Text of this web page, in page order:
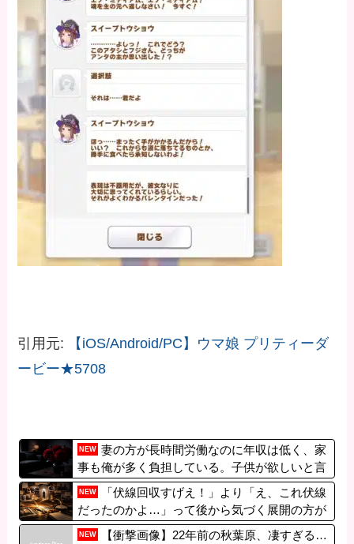
引用元:
【iOS/Android/PC】ウマ娘 プリティーダ
ービー★5708
NEW 妻の方が長時間労働なのに年収は低く、家
事も俺が多く負担している。子供が欲しいと言
う妻に専業主婦になってほしいが、どう説得す
ればいい？
NEW
「伏線回収すげえ！」より「え、これ伏線
だったのかよ…」って後から気づく展開の方が
好き
NEW
【衝撃画像】22年前の秋葉原、凄すぎる…